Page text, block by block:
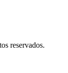
reservados.